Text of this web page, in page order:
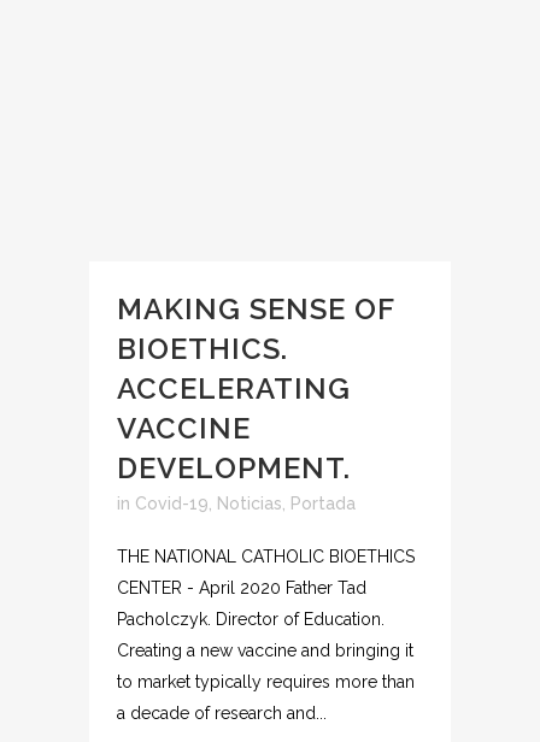
MAKING SENSE OF
BIOETHICS.
ACCELERATING
VACCINE
DEVELOPMENT.
in Covid-19 Noticias Portada
THE NATIONAL CATHOLIC BIOETHICS
CENTER - April 2020 Father Tad
Pacholczyk. Director of Education.
Creating a new vaccine and bringing it
to market typically requires more than
a decade of research and...